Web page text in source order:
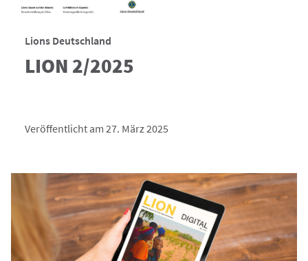
Lions Deutschland
LION 2/2025
Veröffentlicht am 27. März 2025